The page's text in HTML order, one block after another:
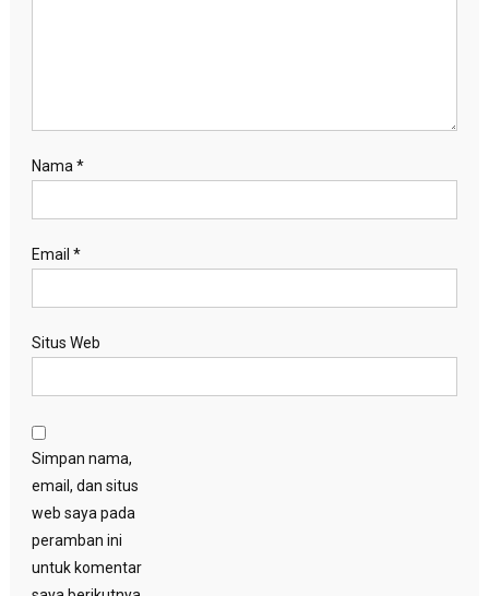
Nama *
Email *
Situs Web
Simpan nama,
email, dan situs
web saya pada
peramban ini
untuk komentar